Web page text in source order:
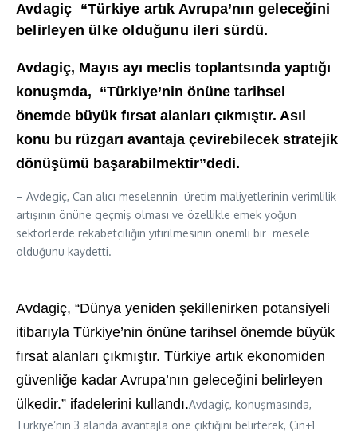
Avdagiç “Türkiye artık Avrupa’nın geleceğini
belirleyen ülke olduğunu ileri sürdü.
Avdagiç, Mayıs ayı meclis toplantsında yaptığı
konuşmda, “Türkiye’nin önüne tarihsel
önemde büyük fırsat alanları çıkmıştır. Asıl
konu bu rüzgarı avantaja çevirebilecek stratejik
dönüşümü başarabilmektir”dedi.
– Avdegiç, Can alıcı meselennin üretim maliyetlerinin verimlilik
artışının önüne geçmiş olması ve özellikle emek yoğun
sektörlerde rekabetçiliğin yitirilmesinin önemli bir mesele
olduğunu kaydetti.
Avdagiç, “Dünya yeniden şekillenirken potansiyeli
itibarıyla Türkiye’nin önüne tarihsel önemde büyük
fırsat alanları çıkmıştır. Türkiye artık ekonomiden
güvenliğe kadar Avrupa’nın geleceğini belirleyen
ülkedir.” ifadelerini kullandı.Avdagiç, konuşmasında,
Türkiye’nin 3 alanda avantajla öne çıktığını belirterek, Çin+1